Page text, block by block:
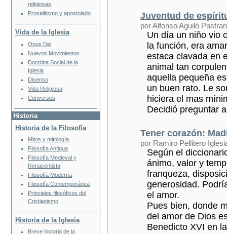
Juventud de
por Alfonso Aguiló
Un día un niño vio
la función, era
estaca clavada en
animal tan
aquella pequeña
un buen rato. Le
hiciera el mas
Decidió preguntar
Tener corazón:
por Ramiro Pellitero
Según el
ánimo, valor y
franqueza,
generosidad.
el amor.
Pues bien, donde
del amor de Dios
Benedicto XVI en
religiosas
Proselitismo y apostolado
Vida de la Iglesia
Opus Dei
Nuevos Movimientos
Doctrina Social de la
Iglesia
Disenso
Vida Religiosa
Conversos
Historia
Historia de la Filosofía
Mitos y mitología
Filosofía Antigua
Filosofía Medieval y
Renacentista
Filosofía Moderna
Filosofía Contemporánea
Principios filosóficos del
Cristianismo
Historia de la Iglesia
Breve historia de la